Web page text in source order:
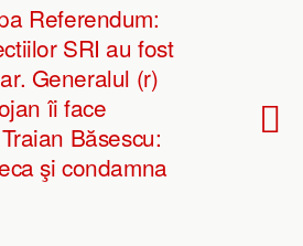
Referendum:
SRI au fost
Generalul (r)
îi face
Băsescu:
şi condamna